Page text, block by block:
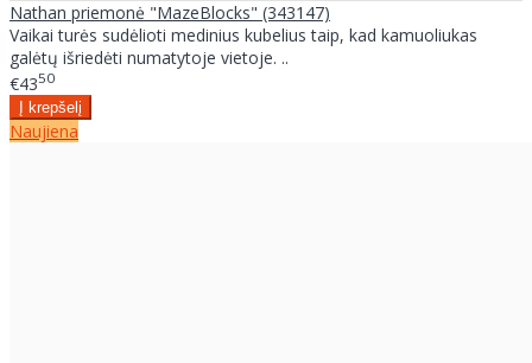
Nathan priemonė "MazeBlocks" (343147)
Vaikai turės sudėlioti medinius kubelius taip, kad kamuoliukas
galėtų išriedėti numatytoje vietoje. ..
€4350
Naujiena